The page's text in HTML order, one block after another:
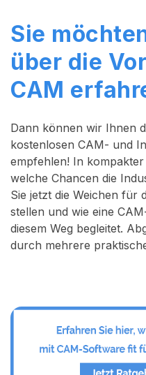
Sie
über die
CAM
Dann können wir Ihnen
kostenlosen CAM- und
empfehlen! In
welche Chancen die
Sie jetzt die Weichen für
stellen und wie eine
diesem Weg begleitet.
durch mehrere